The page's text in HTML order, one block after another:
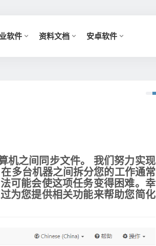
软件 资料文档 安卓软件
机之间 同步文件。 我们努力实现
多台机器之间拆分您的工作通常
可能会使这项任务变得困难。幸
为您提供相关功能来帮助您简化